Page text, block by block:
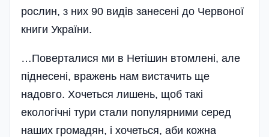
рослин, з них 90 видів занесені до Червоної
книги України.
…Поверталися ми в Нетішин втомлені, але
піднесені, вражень нам вистачить ще
надовго. Хочеться лишень, щоб такі
екологічні тури стали популярними серед
наших громадян, і хочеться, аби кожна